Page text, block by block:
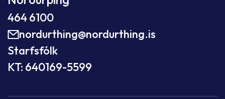
464 6100
nordurthing@nordurthing.is
Starfsfólk
KT: 640169-5599